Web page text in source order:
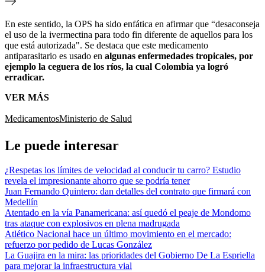
En este sentido, la OPS ha sido enfática en afirmar que “desaconseja
el uso de la ivermectina para todo fin diferente de aquellos para los
que está autorizada". Se destaca que este medicamento
antiparasitario es usado en algunas enfermedades tropicales, por
ejemplo la ceguera de los ríos, la cual Colombia ya logró
erradicar.
VER MÁS
MedicamentosMinisterio de Salud
Le puede interesar
¿Respetas los límites de velocidad al conducir tu carro? Estudio
revela el impresionante ahorro que se podría tener
Juan Fernando Quintero: dan detalles del contrato que firmará con
Medellín
Atentado en la vía Panamericana: así quedó el peaje de Mondomo
tras ataque con explosivos en plena madrugada
Atlético Nacional hace un último movimiento en el mercado:
refuerzo por pedido de Lucas González
La Guajira en la mira: las prioridades del Gobierno De La Espriella
para mejorar la infraestructura vial